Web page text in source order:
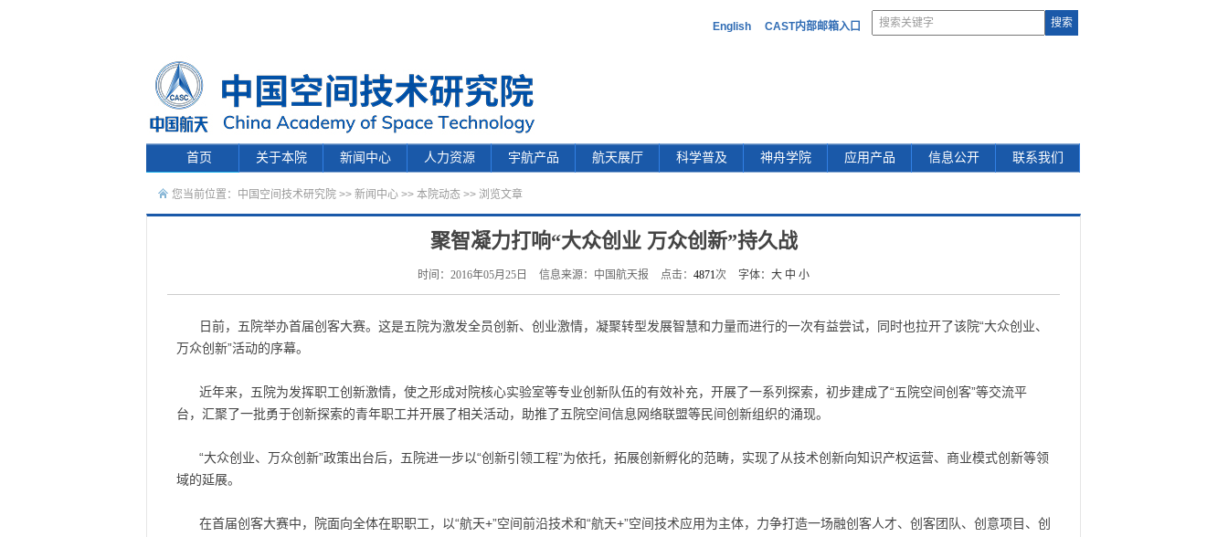
English CAST内部邮箱入口
首页 关于本院 新闻中心 人力资源 宇航产品 航天展厅 科学普及 神舟学院 应用产品 信息公开 联系我们
您当前位置： 中国空间技术研究院 >> 新闻中心 >> 本院动态 >> 浏览文章
聚智凝力打响“大众创业 万众创新”持久战
时间：2016年05月25日 信息来源：中国航天报 点击： 4871次 字体： 大 中 小
日前，五院举办首届创客大赛。这是五院为激发全员创新、创业激情，凝聚转型发展智慧和力量而进行的一次有益尝试，同时也拉开了该院“大众创业、
万众创新”活动的序幕。
近年来，五院为发挥职工创新激情，使之形成对院核心实验室等专业创新队伍的有效补充，开展了一系列探索，初步建成了“五院空间创客”等交流平
台，汇聚了一批勇于创新探索的青年职工并开展了相关活动，助推了五院空间信息网络联盟等民间创新组织的涌现。
“大众创业、万众创新”政策出台后，五院进一步以“创新引领工程”为依托，拓展创新孵化的范畴，实现了从技术创新向知识产权运营、商业模式创新等领
域的延展。
在首届创客大赛中，院面向全体在职职工，以“航天+”空间前沿技术和“航天+”空间技术应用为主体，力争打造一场融创客人才、创客团队、创意项目、创